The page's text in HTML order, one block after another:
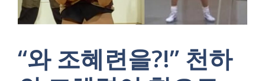
“와 조혜련을?!” 천하